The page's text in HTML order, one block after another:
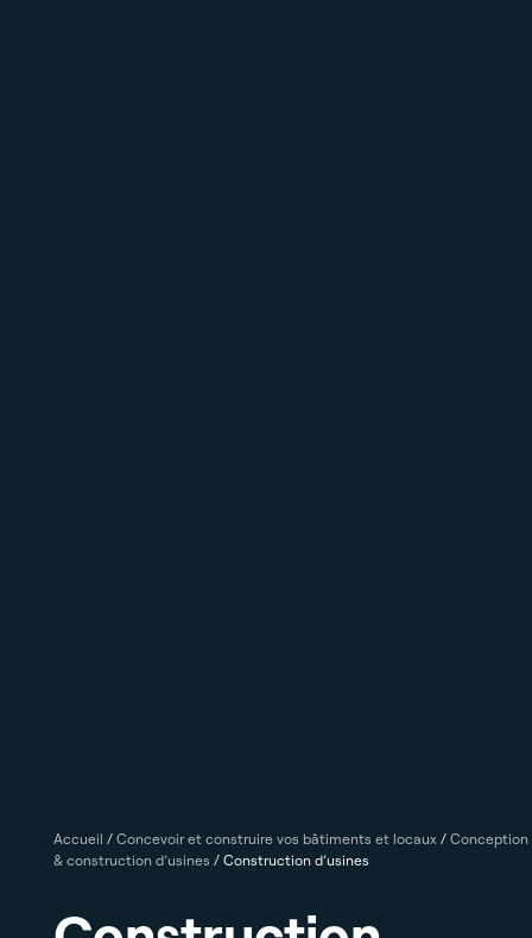
Accueil / Concevoir et construire vos bâtiments et locaux / Conception
& construction d’usines / Construction d’usines